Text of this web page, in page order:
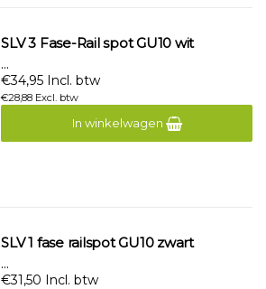
SLV 3 Fase-Rail spot GU10 wit
...
€34,95 Incl. btw
€28,88 Excl. btw
In winkelwagen
SLV 1 fase railspot GU10 zwart
...
€31,50 Incl. btw